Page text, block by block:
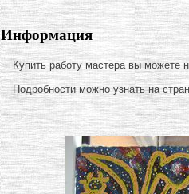
Информация
Купить работу мастера вы можете
Подробности можно узнать на